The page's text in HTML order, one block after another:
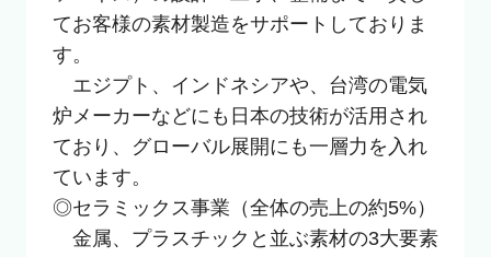
てお客様の素材製造をサポートしておりま
す。
エジプト、インドネシアや、台湾の電気
炉メーカーなどにも日本の技術が活用され
ており、グローバル展開にも一層力を入れ
ています。
◎セラミックス事業（全体の売上の約5%）
金属、プラスチックと並ぶ素材の3大要素